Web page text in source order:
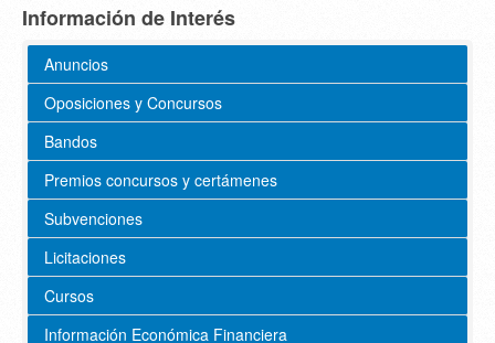
Información de Interés
Anuncios
Oposiciones y Concursos
Bandos
Premios concursos y certámenes
Subvenciones
Licitaciones
Cursos
Información Económica Financiera